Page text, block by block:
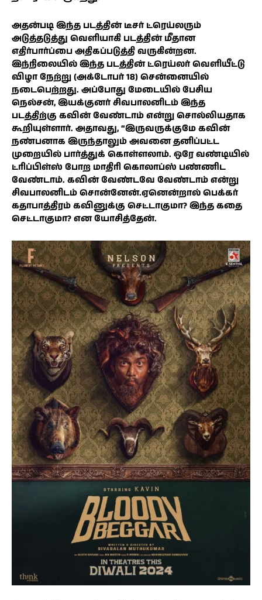
அதன்படி இந்த படத்தின் டீசர் ட்ரெய்லரும்
அடுத்தடுத்து வெளியாகி படத்தின் மீதான
எதிர்பார்ப்பை அதிகப்படுத்தி வருகின்றன.
இந்நிலையில் இந்த படத்தின் ட்ரெய்லர் வெளியீட்டு
விழா நேற்று (அக்டோபர் 18) சென்னையில்
நடைபெற்றது. அப்போது மேடையில் பேசிய
நெல்சன், இயக்குனர் சிவபாலனிடம் இந்த
படத்திற்கு கவின் வேண்டாம் என்று சொல்லியதாக
கூறியுள்ளார். அதாவது, “இருவருக்குமே கவின்
நண்பனாக இருந்தாலும் அவனை தனிப்பட்ட
முறையில் பார்த்துக் கொள்ளலாம். ஒரே வண்டியில்
ட்ரிப்பிள்ஸ் போற மாதிரி கொலாப்ஸ் பண்ணிட
வேண்டாம். கவின் வேண்டவே வேண்டாம் என்று
சிவபாலனிடம் சொன்னேன்.ஏனென்றால் பெக்கர்
கதாபாத்திரம் கவினுக்கு செட்டாகுமா? இந்த கதை
செட்டாகுமா? என யோசித்தேன்.